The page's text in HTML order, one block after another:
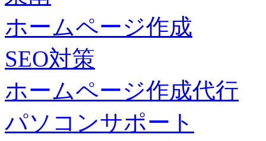
ホームページ作成
SEO対策
ホームページ作成代行
パソコンサポート